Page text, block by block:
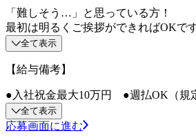
「難しそう…」と思っている方！
最初は明るくご挨拶ができればOKで
全て表示
【給与備考】
●入社祝金最大10万円 ●週払OK（規
全て表示
応募画面に進む